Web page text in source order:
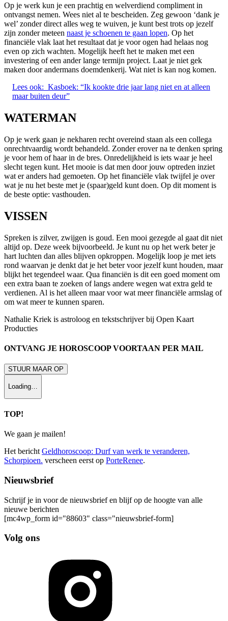
Op je werk kun je een prachtig en welverdiend compliment in
ontvangst nemen. Wees niet al te bescheiden. Zeg gewoon ‘dank je
wel’ zonder direct alles weg te wuiven, je kunt best trots op jezelf
zijn zonder meteen naast je schoenen te gaan lopen. Op het
financiële vlak laat het resultaat dat je voor ogen had helaas nog
even op zich wachten. Mogelijk heeft het te maken met een
investering of een ander lange termijn project. Laat je niet gek
maken door andermans doemdenkerij. Wat niet is kan nog komen.
Lees ook: Kasboek: “Ik kookte drie jaar lang niet en at alleen
maar buiten deur”
WATERMAN
Op je werk gaan je nekharen recht overeind staan als een collega
onrechtvaardig wordt behandeld. Zonder erover na te denken spring
je voor hem of haar in de bres. Onredelijkheid is iets waar je heel
slecht tegen kunt. Het mooie is dat men door jouw optreden inziet
wat er anders had gemoeten. Op het financiële vlak twijfel je over
wat je nu het beste met je (spaar)geld kunt doen. Op dit moment is
de beste optie: vasthouden.
VISSEN
Spreken is zilver, zwijgen is goud. Een mooi gezegde al gaat dit niet
altijd op. Deze week bijvoorbeeld. Je kunt nu op het werk beter je
hart luchten dan alles blijven opkroppen. Mogelijk loop je met iets
rond waarvan je denkt dat je het beter voor jezelf kunt houden, maar
blijkt het tegendeel waar. Qua financiën is dit een goed moment om
een extra baan te zoeken of langs andere wegen wat extra geld te
verdienen. Al is het alleen maar voor wat meer financiële armslag of
om wat meer te kunnen sparen.
Nathalie Kriek is astroloog en tekstschrijver bij Open Kaart
Producties
ONTVANG JE HOROSCOOP VOORTAAN PER MAIL
STUUR MAAR OP
Loading…
TOP!
We gaan je mailen!
Het bericht Geldhoroscoop: Durf van werk te veranderen,
Schorpioen. verscheen eerst op PorteRenee.
Nieuwsbrief
Schrijf je in voor de nieuwsbrief en blijf op de hoogte van alle
nieuwe berichten
[mc4wp_form id="88603" class="nieuwsbrief-form]
Volg ons